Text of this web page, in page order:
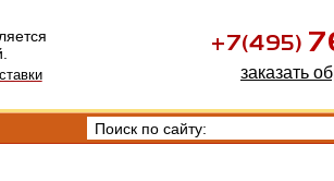
заказать